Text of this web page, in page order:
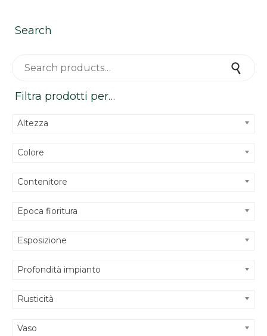
Search
Filtra prodotti per…
Altezza
Colore
Contenitore
Epoca fioritura
Esposizione
Profondità impianto
Rusticità
Vaso